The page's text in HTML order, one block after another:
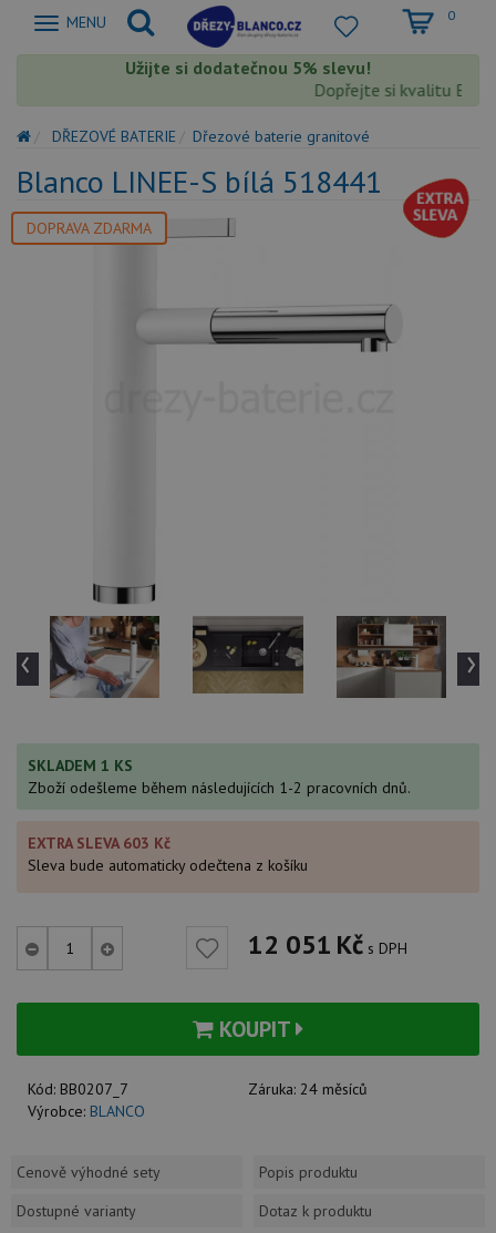
Zobrazit
MENU 0
Užijte si dodatečnou 5% slevu!
Dopřejte si kvalitu
DŘEZOVÉ BATERIE Dřezové baterie granitové
Blanco LINEE-S bílá 518441
DOPRAVA ZDARMA
‹ ›
SKLADEM 1 KS
Zboží odešleme během následujících 1-2 pracovních dnů.
EXTRA SLEVA 603 Kč
Sleva bude automaticky odečtena z košíku
12 051 Kč s DPH
KOUPIT
Kód: BB0207_7 Záruka: 24 měsíců
Výrobce: BLANCO
Cenově výhodné sety
Popis produktu
Dostupné varianty
Dotaz k produktu